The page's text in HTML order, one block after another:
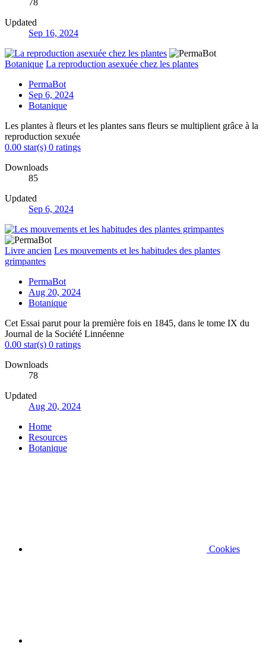
Updated
Sep 16, 2024
Botanique La reproduction asexuée chez les plantes
PermaBot
Sep 6, 2024
Botanique
Les plantes à fleurs et les plantes sans fleurs se multiplient grâce à la
reproduction sexuée
0.00 star(s) 0 ratings
Downloads
85
Updated
Sep 6, 2024
Livre ancien Les mouvements et les habitudes des plantes
grimpantes
PermaBot
Aug 20, 2024
Botanique
Cet Essai parut pour la première fois en 1845, dans le tome IX du
Journal de la Société Linnéenne
0.00 star(s) 0 ratings
Downloads
78
Updated
Aug 20, 2024
Home
Resources
Botanique
Cookies